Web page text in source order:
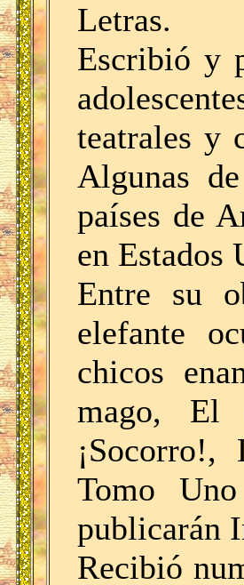
Letras.
Escribió y
teatrales y
Algunas
países de
en Estados
Entre su
elefante
chicos
mago, El
¡Socorro!,
Tomo
publicarán
Recibió